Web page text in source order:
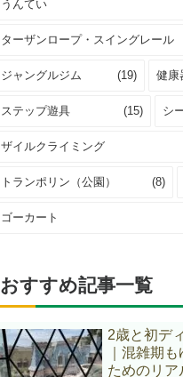
うんてい
ターザンロープ・スイングレール
ジャングルジム (19) 健康
ステップ遊具 (15) シ
ザイルクライミング
トランポリン（公園） (8)
ゴーカート
おすすめ記事一覧
2歳と初デ
｜混雑期
ためのリア